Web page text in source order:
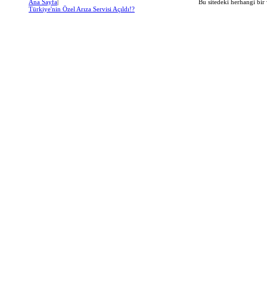
Ana Sayfa
Türkiye'nin Özel Arıza Servisi Açıldı!?
Bu sitedeki herhangi bir